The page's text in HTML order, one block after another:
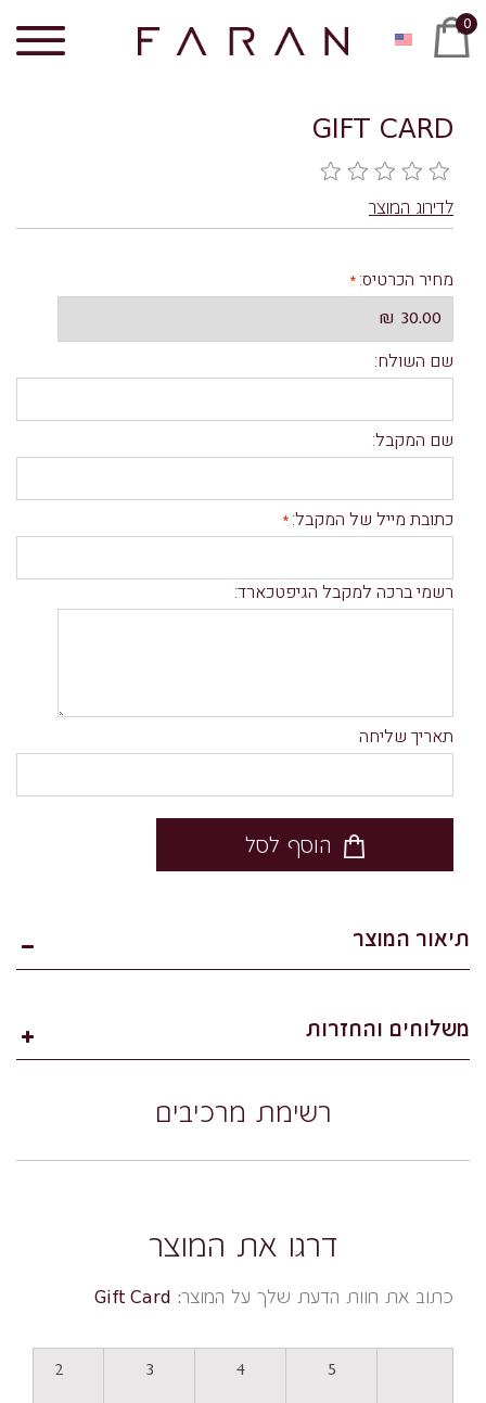
0
GIFT CARD
לדירוג המוצר
מחיר הכרטיס:
שם השולח:
שם המקבל:
כתובת מייל של המקבל:
רשמי ברכה למקבל הגיפטכארד:
תאריך שליחה
הוסף לסל
תיאור המוצר
משלוחים והחזרות
רשימת מרכיבים
דרגו את המוצר
כתוב את חוות הדעת שלך על המוצר: Gift Card
5
4
3
2